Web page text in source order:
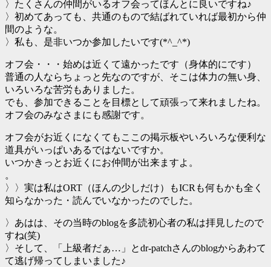
〉たくさんの仲間がいるオフ会ってほんとに良いですね♪
〉初めてあっても、共通のもので結ばれていれば最初から仲
間のような。
〉私も、是非いつか参加したいです(*^_^*)
オフ会・・・始めは近くて遠かったです（身体的にです）
普通の人ならちょっと先なのですが、そこは体力の無い身、
いろいろな苦労もありました。
でも、参加できることを目標として頑張って来れましたね。
オフ会のみなさまにも感謝です。
オフ会がお近くになくてもここの掲示板やいろいろな便利な
道具がいっぱいあるではないですか。
いつかきっとお近くにお仲間が出来ますよ。
。
〉〉実は私はORT（ほんの少しだけ）もICRも何もかも全く
知らなかった・読んでいなかったのでした。
〉あはは、その当時のblogを多読初心者の私は拝見したので
すね(笑)
〉そして、「上級者だぁ…」とdr-patchさんのblogからあわて
て逃げ帰ってしまいました♪